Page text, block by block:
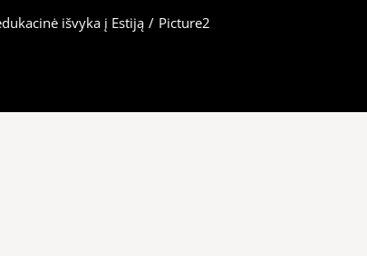
išvyka į Estiją / Picture2